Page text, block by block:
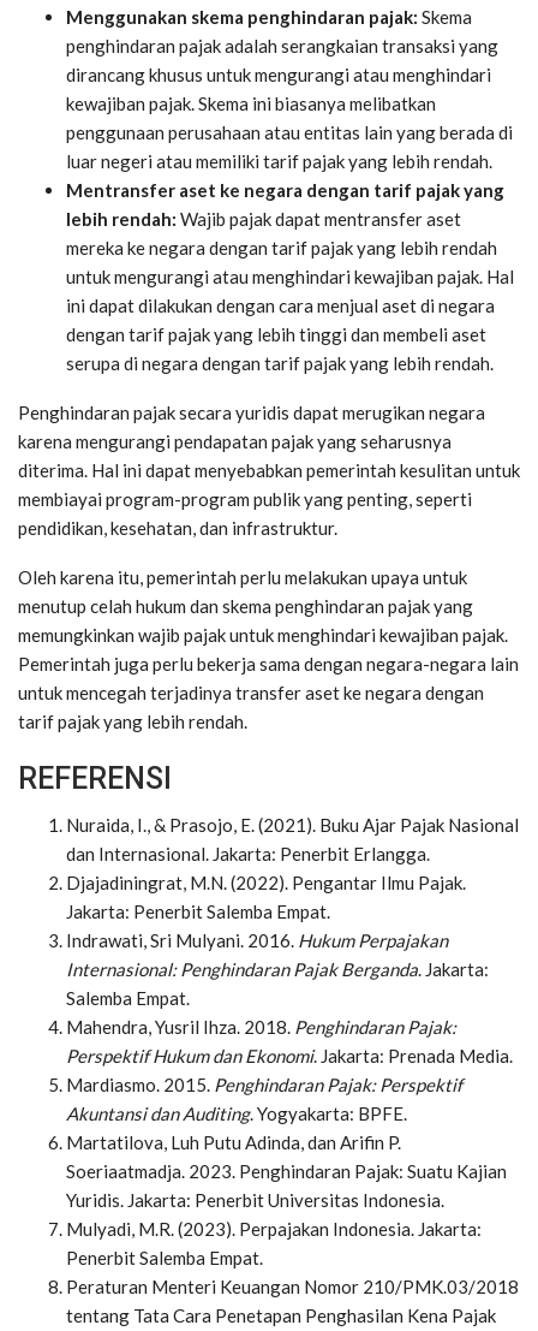
Menggunakan skema penghindaran pajak: Skema
penghindaran pajak adalah serangkaian transaksi yang
dirancang khusus untuk mengurangi atau menghindari
kewajiban pajak. Skema ini biasanya melibatkan
penggunaan perusahaan atau entitas lain yang berada di
luar negeri atau memiliki tarif pajak yang lebih rendah.
Mentransfer aset ke negara dengan tarif pajak yang
lebih rendah: Wajib pajak dapat mentransfer aset
mereka ke negara dengan tarif pajak yang lebih rendah
untuk mengurangi atau menghindari kewajiban pajak. Hal
ini dapat dilakukan dengan cara menjual aset di negara
dengan tarif pajak yang lebih tinggi dan membeli aset
serupa di negara dengan tarif pajak yang lebih rendah.
Penghindaran pajak secara yuridis dapat merugikan negara
karena mengurangi pendapatan pajak yang seharusnya
diterima. Hal ini dapat menyebabkan pemerintah kesulitan untuk
membiayai program-program publik yang penting, seperti
pendidikan, kesehatan, dan infrastruktur.
Oleh karena itu, pemerintah perlu melakukan upaya untuk
menutup celah hukum dan skema penghindaran pajak yang
memungkinkan wajib pajak untuk menghindari kewajiban pajak.
Pemerintah juga perlu bekerja sama dengan negara-negara lain
untuk mencegah terjadinya transfer aset ke negara dengan
tarif pajak yang lebih rendah.
REFERENSI
Nuraida, I., & Prasojo, E. (2021). Buku Ajar Pajak Nasional
dan Internasional. Jakarta: Penerbit Erlangga.
Djajadiningrat, M.N. (2022). Pengantar Ilmu Pajak.
Jakarta: Penerbit Salemba Empat.
Indrawati, Sri Mulyani. 2016. Hukum Perpajakan
Internasional: Penghindaran Pajak Berganda. Jakarta:
Salemba Empat.
Mahendra, Yusril Ihza. 2018. Penghindaran Pajak:
Perspektif Hukum dan Ekonomi. Jakarta: Prenada Media.
Mardiasmo. 2015. Penghindaran Pajak: Perspektif
Akuntansi dan Auditing. Yogyakarta: BPFE.
Martatilova, Luh Putu Adinda, dan Arifin P.
Soeriaatmadja. 2023. Penghindaran Pajak: Suatu Kajian
Yuridis. Jakarta: Penerbit Universitas Indonesia.
Mulyadi, M.R. (2023). Perpajakan Indonesia. Jakarta:
Penerbit Salemba Empat.
Peraturan Menteri Keuangan Nomor 210/PMK.03/2018
tentang Tata Cara Penetapan Penghasilan Kena Pajak